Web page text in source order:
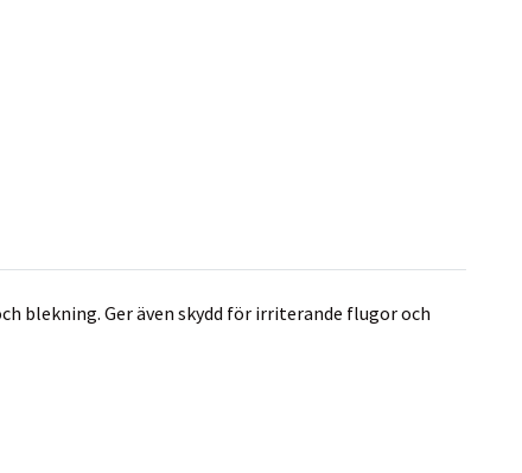
blekning. Ger även skydd för irriterande flugor och